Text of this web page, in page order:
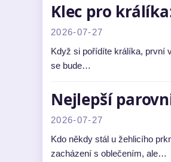
Klec pro
2026-07-27
Když si pořídíte králíka, první
se bude…
Nejlepší
2026-07-27
Kdo někdy stál u žehlicího
zacházení s oblečením, ale…